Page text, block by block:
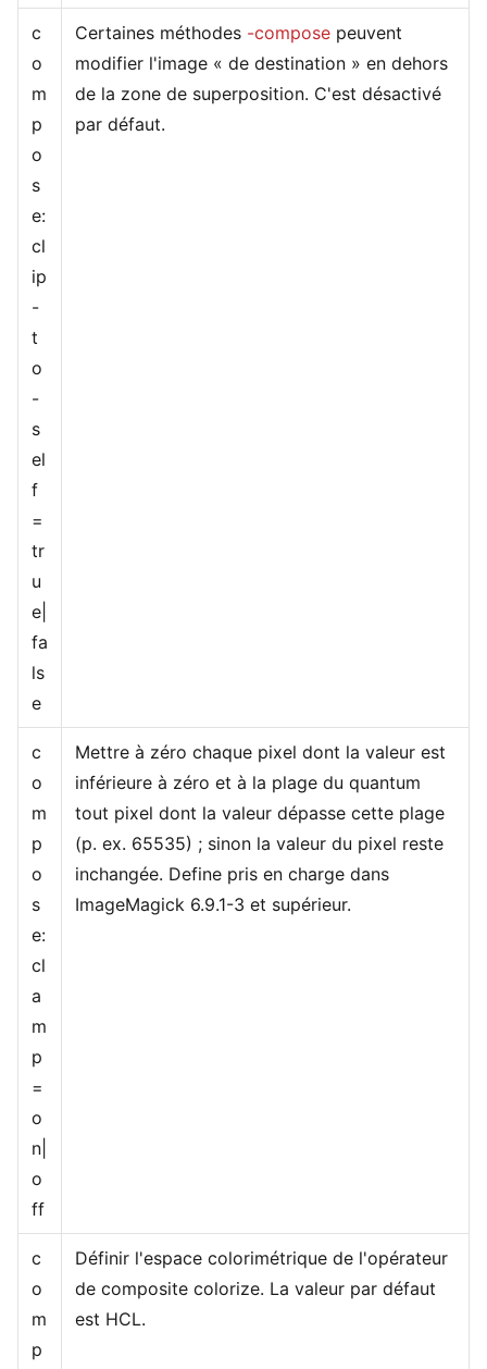
c
o
m
p
o
s
e:
cl
ip
-
t
o
-
s
el
f
=
tr
u
e|
fa
ls
e
Certaines méthodes -compose peuvent
modifier l'image « de destination » en dehors
de la zone de superposition. C'est désactivé
par défaut.
c
o
m
p
o
s
e:
cl
a
m
p
=
o
n|
o
ff
Mettre à zéro chaque pixel dont la valeur est
inférieure à zéro et à la plage du quantum
tout pixel dont la valeur dépasse cette plage
(p. ex. 65535) ; sinon la valeur du pixel reste
inchangée. Define pris en charge dans
ImageMagick 6.9.1-3 et supérieur.
c
o
m
p
Définir l'espace colorimétrique de l'opérateur
de composite colorize. La valeur par défaut
est HCL.